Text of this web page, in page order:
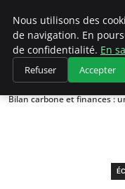
Accueil
Économie
Bilan carbone et finances :
Nous utilisons des
de navigation. En
de confidentialité. En
Refuser Accepter